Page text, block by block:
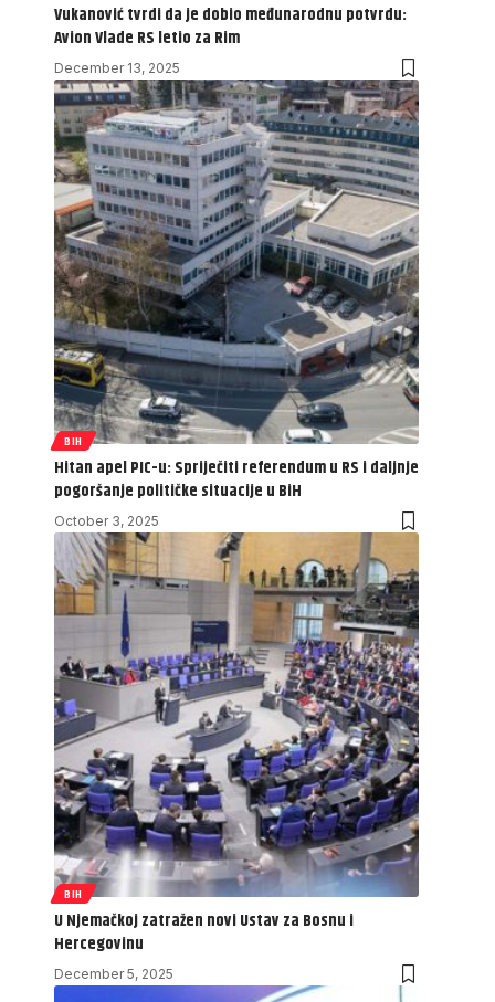
Vukanović tvrdi da je dobio međunarodnu potvrdu:
Avion Vlade RS letio za Rim
December 13, 2025
BIH
Hitan apel PIC-u: Spriječiti referendum u RS i daljnje
pogoršanje političke situacije u BiH
October 3, 2025
BIH
U Njemačkoj zatražen novi Ustav za Bosnu i
Hercegovinu
December 5, 2025